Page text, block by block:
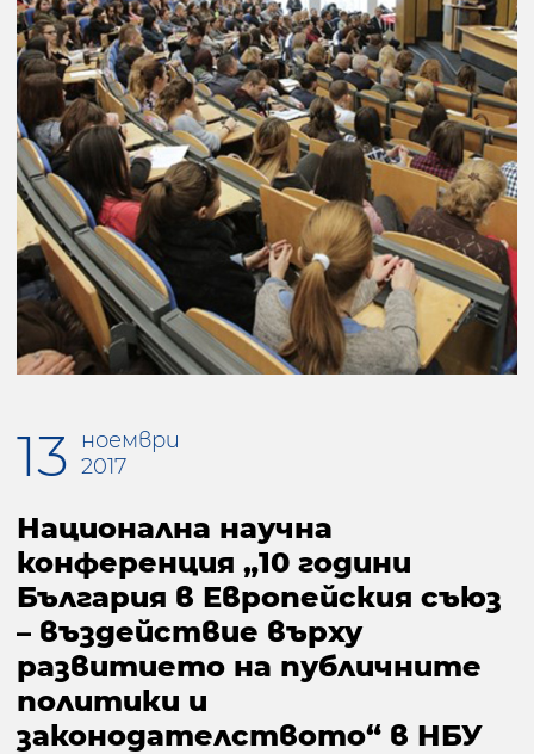
13
ноември
2017
Национална научна
конференция „10 години
България в Европейския съюз
– въздействие върху
развитието на публичните
политики и
законодателството“ в НБУ